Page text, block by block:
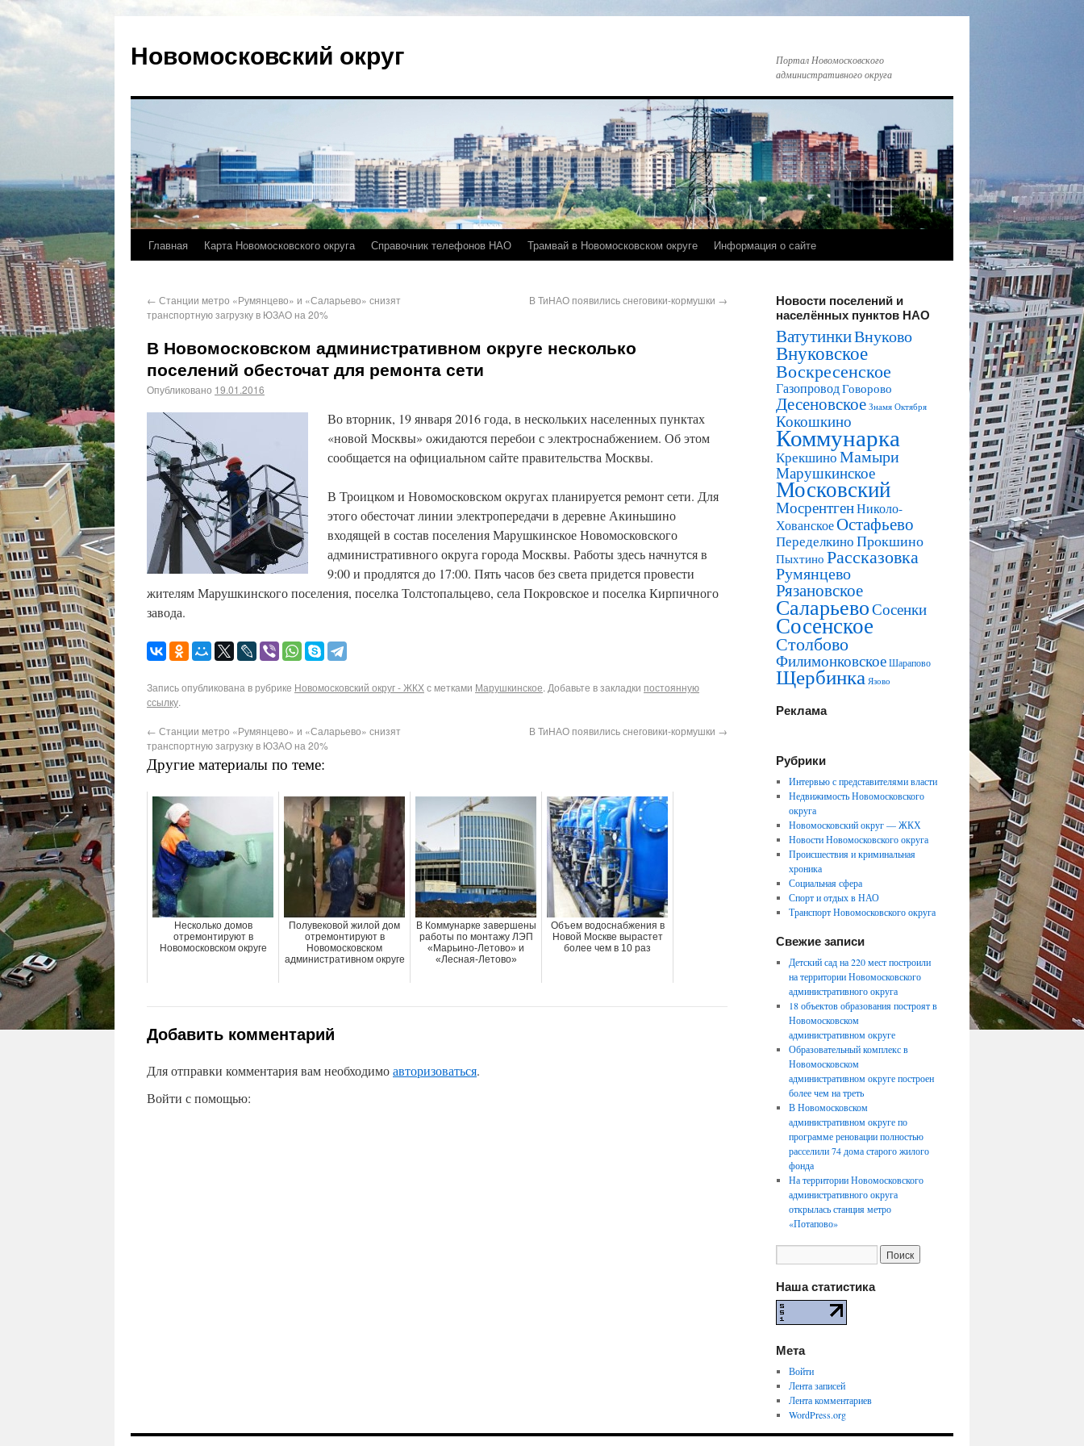
Новомосковский округ
Портал Новомосковского
административного округа
Главная Карта Новомосковского округа Справочник телефонов НАО Трамвай в Новомосковском округе Информация о сайте
← Станции метро «Румянцево» и «Саларьево» снизят
транспортную загрузку в ЮЗАО на 20%
В ТиНАО появились снеговики-кормушки →
В Новомосковском административном округе несколько
поселений обесточат для ремонта сети
Опубликовано 19.01.2016
Во вторник, 19 января 2016 года, в нескольких населенных пунктах
«новой Москвы» ожидаются перебои с электроснабжением. Об этом
сообщается на официальном сайте правительства Москвы.
В Троицком и Новомосковском округах планируется ремонт сети. Для
этого обесточат линии электропередачи в деревне Акиньшино
входящей в состав поселения Марушкинское Новомосковского
административного округа города Москвы. Работы здесь начнутся в
9:00 и продлятся до 17:00. Пять часов без света придется провести
жителям Марушкинского поселения, поселка Толстопальцево, села Покровское и поселка Кирпичного
завода.
Запись опубликована в рубрике Новомосковский округ - ЖКХс метками Марушкинское. Добавьте в закладки постоянную
ссылку.
← Станции метро «Румянцево» и «Саларьево» снизят
транспортную загрузку в ЮЗАО на 20%
В ТиНАО появились снеговики-кормушки →
Другие материалы по теме:
Несколько домов
отремонтируют в
Новомосковском округе
Полувековой жилой дом
отремонтируют в
Новомосковском
административном округе
В Коммунарке завершены
работы по монтажу ЛЭП
«Марьино-Летово» и
«Лесная-Летово»
Объем водоснабжения в
Новой Москве вырастет
более чем в 10 раз
Добавить комментарий
Для отправки комментария вам необходимоавторизоваться.
Войти с помощью:
Новости поселений и
населённых пунктов НАО
ВатутинкиВнуково
Внуковское
Воскресенское
ГазопроводГоворово
Десеновское Знамя Октября
Кокошкино
Коммунарка
КрекшиноМамыри
Марушкинское
Московский
МосрентгенНиколо-
ХованскоеОстафьево
ПеределкиноПрокшино
Пыхтино Рассказовка
Румянцево
Рязановское
СаларьевоСосенки
Сосенское
Столбово
ФилимонковскоеШарапово
Щербинка Язово
Реклама
Рубрики
Интервью с представителями власти
Недвижимость Новомосковского
округа
Новомосковский округ — ЖКХ
Новости Новомосковского округа
Происшествия и криминальная
хроника
Социальная сфера
Спорт и отдых в НАО
Транспорт Новомосковского округа
Свежие записи
Детский сад на 220 мест построили
на территории Новомосковского
административного округа
18 объектов образования построят в
Новомосковском
административном округе
Образовательный комплекс в
Новомосковском
административном округе построен
более чем на треть
В Новомосковском
административном округе по
программе реновации полностью
расселили 74 дома старого жилого
фонда
На территории Новомосковского
административного округа
открылась станция метро
«Потапово»
Наша статистика
Мета
Войти
Лента записей
Лента комментариев
WordPress.org